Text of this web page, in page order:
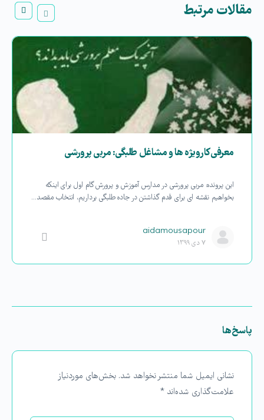
مقالات مرتبط
معرفی کارویژه ها و مشاغل طلبگی: مربی پرورشی
این پرونده: مربی پرورشی در مدارس آموزش و پرورش گام اول برای اینکه
بخواهیم نقشه ای برای قدم گذاشتن در جاده طلبگی برداریم، انتخاب مقصد…
aidamousapour
۷ دی ۱۳۹۹
پاسخ‌ها
نشانی ایمیل شما منتشر نخواهد شد. بخش‌های موردنیاز
علامت‌گذاری شده‌اند *